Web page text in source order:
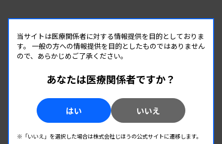
RANKING
人気の記事
チーム医療の中で信頼される技師
当サイトは医療関係者に対する情報提供を目的としておりま
す。 一般の方への情報提供を目的としたものではありません
ので、あらかじめご了承ください。
あなたは医療関係者ですか？
はい いいえ
※「いいえ」を選択した場合は株式会社じほうの公式サイトに遷移します。